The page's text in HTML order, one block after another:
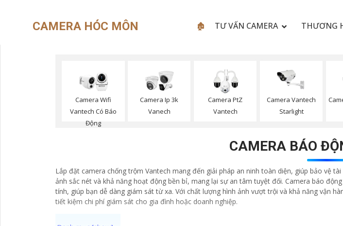
CAMERA HÓC MÔN 🏚 TƯ VẤN CAMERA THƯƠNG
Camera Wifi
Vantech Có Báo
Động
Camera Ip 3k
Vanech
Camera PtZ
Vantech
Camera Vantech
Starlight
CAMERA BÁO
Lắp đặt camera chống trộm Vantech mang đến giải pháp an ninh toàn diện, giúp bảo vệ
ảnh sắc nét và khả năng hoạt động bền bỉ, mang lại sự an tâm tuyệt đối. Camera báo
tính, giúp bạn dễ dàng giám sát từ xa. Với chất lượng hình ảnh vượt trội và khả năng vận
tiết kiệm chi phí giám sát cho gia đình hoặc doanh nghiệp.